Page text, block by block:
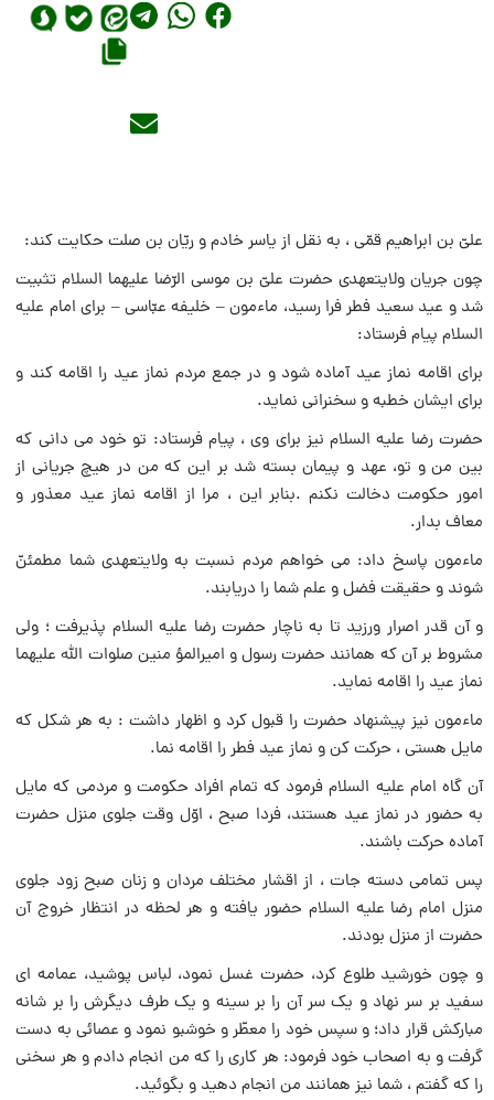
علىّ بن ابراهیم قمّى ، به نقل از یاسر خادم و ریّان بن صلت حکایت کند:
چون جریان ولایتعهدى حضرت علىّ بن موسى الرّضا علیهما السلام تثبیت
شد و عید سعید فطر فرا رسید، ماءمون – خلیفه عبّاسى – براى امام علیه
السلام پیام فرستاد:
براى اقامه نماز عید آماده شود و در جمع مردم نماز عید را اقامه کند و
براى ایشان خطبه و سخنرانى نماید.
حضرت رضا علیه السلام نیز براى وى ، پیام فرستاد: تو خود مى دانى که
بین من و تو، عهد و پیمان بسته شد بر این که من در هیچ جریانى از
امور حکومت دخالت نکنم .بنابر این ، مرا از اقامه نماز عید معذور و
معاف بدار.
ماءمون پاسخ داد: مى خواهم مردم نسبت به ولایتعهدى شما مطمئنّ
شوند و حقیقت فضل و علم شما را دریابند.
و آن قدر اصرار ورزید تا به ناچار حضرت رضا علیه السلام پذیرفت ؛ ولى
مشروط بر آن که همانند حضرت رسول و امیرالمؤ منین صلوات اللّه علیهما
نماز عید را اقامه نماید.
ماءمون نیز پیشنهاد حضرت را قبول کرد و اظهار داشت : به هر شکل که
مایل هستى ، حرکت کن و نماز عید فطر را اقامه نما.
آن گاه امام علیه السلام فرمود که تمام افراد حکومت و مردمى که مایل
به حضور در نماز عید هستند، فردا صبح ، اوّل وقت جلوى منزل حضرت
آماده حرکت باشند.
پس تمامى دسته جات ، از اقشار مختلف مردان و زنان صبح زود جلوى
منزل امام رضا علیه السلام حضور یافته و هر لحظه در انتظار خروج آن
حضرت از منزل بودند.
و چون خورشید طلوع کرد، حضرت غسل نمود، لباس پوشید، عمامه اى
سفید بر سر نهاد و یک سر آن را بر سینه و یک طرف دیگرش را بر شانه
مبارکش قرار داد؛ و سپس خود را معطّر و خوشبو نمود و عصائى به دست
گرفت و به اصحاب خود فرمود: هر کارى را که من انجام دادم و هر سخنى
را که گفتم ، شما نیز همانند من انجام دهید و بگوئید.